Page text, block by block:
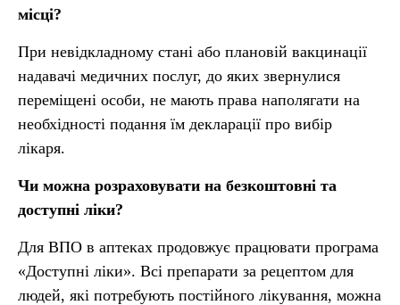
місці?
При невідкладному стані або плановій вакцинації
надавачі медичних послуг, до яких звернулися
переміщені особи, не мають права наполягати на
необхідності подання їм декларації про вибір
лікаря.
Чи можна розраховувати на безкоштовні та
доступні ліки?
Для ВПО в аптеках продовжує працювати програма
«Доступні ліки». Всі препарати за рецептом для
людей, які потребують постійного лікування, можна